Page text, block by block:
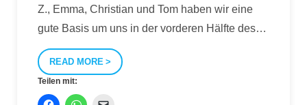
Z., Emma, Christian und Tom haben wir eine
gute Basis um uns in der vorderen Hälfte des…
READ MORE
Teilen mit: